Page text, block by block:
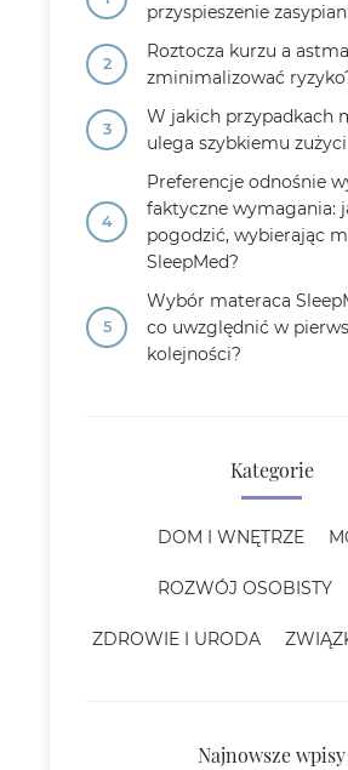
przyspieszenie
Roztocza kurzu a
zminimalizować
W jakich przypadkach
ulega szybkiemu
Preferencje odnośnie
faktyczne wymagania:
pogodzić, wybierając
SleepMed?
Wybór materaca
co uwzględnić w
kolejności?
Kategorie
DOM I WNĘTRZE
ROZWÓJ OSOBISTY
ZDROWIE I URODA
Najnowsze wpisy